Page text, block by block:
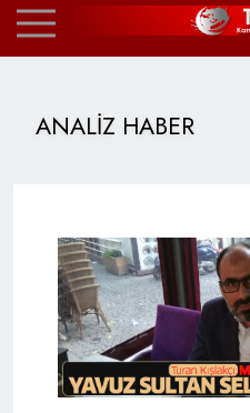
ANALİZ HABER